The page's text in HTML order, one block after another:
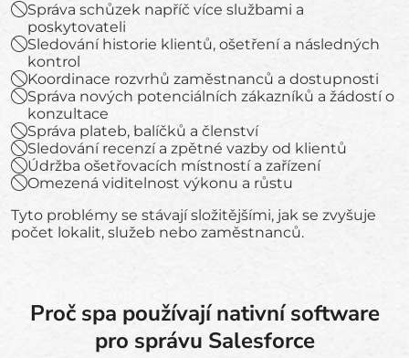
Správa schůzek napříč více službami a
poskytovateli
Sledování historie klientů, ošetření a následných
kontrol
Koordinace rozvrhů zaměstnanců a dostupnosti
Správa nových potenciálních zákazníků a žádostí o
konzultace
Správa plateb, balíčků a členství
Sledování recenzí a zpětné vazby od klientů
Údržba ošetřovacích místností a zařízení
Omezená viditelnost výkonu a růstu
Tyto problémy se stávají složitějšími, jak se zvyšuje
počet lokalit, služeb nebo zaměstnanců.
Proč spa používají nativní software
pro správu Salesforce